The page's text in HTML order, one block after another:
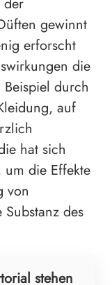
gewinnt
erforscht
die
durch
auf
hat sich
die Effekte
von
des
stehen